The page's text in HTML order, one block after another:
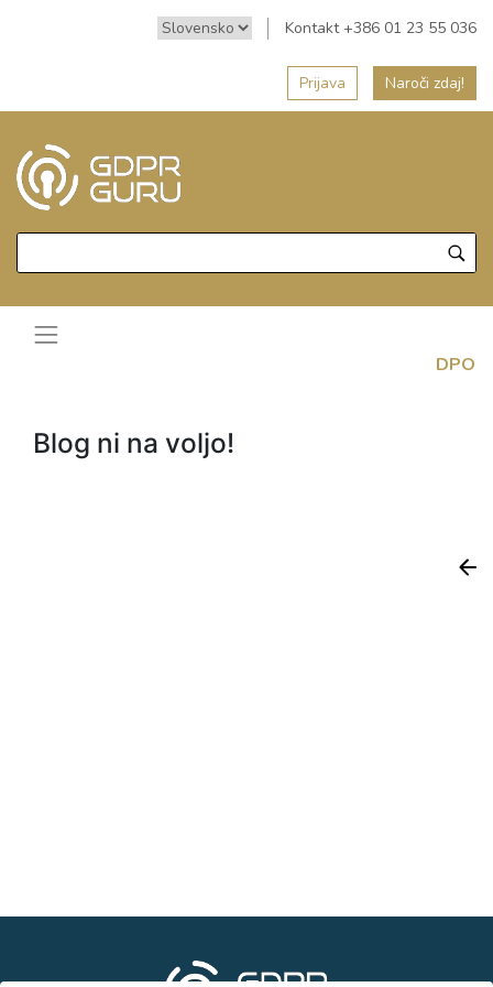
Kontakt +386 01 23 55 036
Prijava Naroči zdaj!
DPO
Blog ni na voljo!